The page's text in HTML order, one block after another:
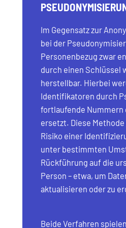
Im Gegensatz zur
bei der
Personenbezug zwar
durch einen Schlüssel
herstellbar. Hierbei
Identifikatoren durch
fortlaufende Nummern
ersetzt. Diese
Risiko einer
unter bestimmten
Rückführung auf die
Person – etwa, um
aktualisieren oder zu
Beide Verfahren